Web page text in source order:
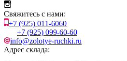
Свяжитесь с нами:
+7 (925) 011-6060
+7 (925) 099-60-60
info@zolotye-ruchki.ru
Адрес склада: